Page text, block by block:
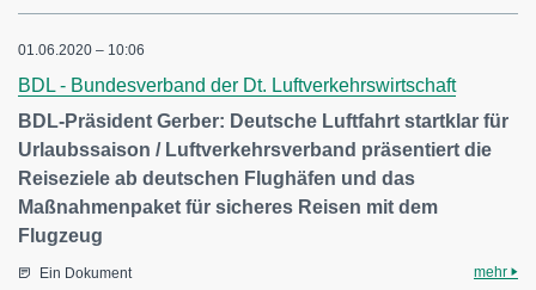
01.06.2020 – 10:06
BDL - Bundesverband der Dt. Luftverkehrswirtschaft
BDL-Präsident Gerber: Deutsche Luftfahrt startklar für
Urlaubssaison / Luftverkehrsverband präsentiert die
Reiseziele ab deutschen Flughäfen und das
Maßnahmenpaket für sicheres Reisen mit dem
Flugzeug
Ein Dokument mehr